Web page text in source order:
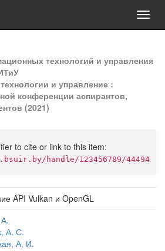
технологий и управления
и управление :
конференции аспирантов,
(2021)
to cite or link to this item:
handle/123456789/44494
API Vulkan и OpenGL
А. С.
А. И.